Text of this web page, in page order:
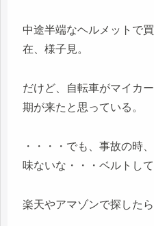
中途半端なヘルメットで
在、様子見。
だけど、自転車がマイカ
期が来たと思っている。
・・・・でも、事故の時
味ないな・・・ベルトし
楽天やアマゾンで探したら